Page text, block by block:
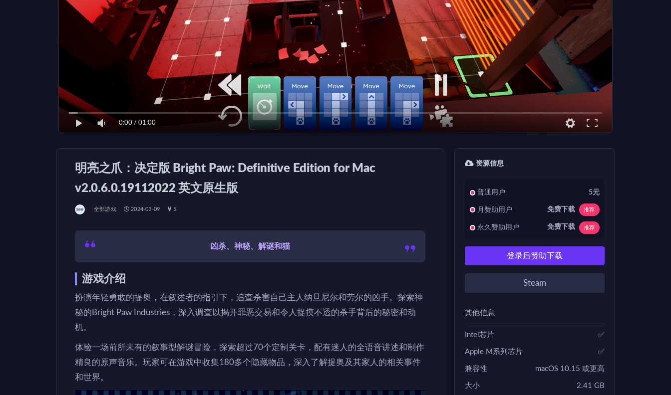
0:00 / 01:00
明亮之爪：决定版 Bright Paw: Definitive Edition for Mac
v2.0.6.0.19112022 英文原生版
全部游戏 2024-03-09 5
凶杀、神秘、解谜和猫
游戏介绍
扮演年轻勇敢的提奥，在叙述者的指引下，追查杀害自己主人纳旦尼尔和劳尔的凶手。探索神
秘的Bright Paw Industries，深入调查以揭开罪恶交易和令人捉摸不透的杀手背后的秘密和动
机。
体验一场前所未有的叙事型解谜冒险，探索超过70个定制关卡，配有迷人的全语音讲述和制作
精良的原声音乐。玩家可在游戏中收集180多个隐藏物品，深入了解提奥及其家人的相关事件
和世界。
资源信息
普通用户 5元
月赞助用户 免费下载 推荐
永久赞助用户 免费下载 推荐
登录后赞助下载
Steam
其他信息
Intel芯片 ✅
Apple M系列芯片 ✅
兼容性 macOS 10.15 或更高
大小 2.41 GB